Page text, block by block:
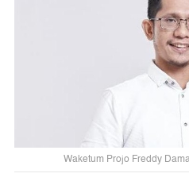
Waketum Projo Freddy